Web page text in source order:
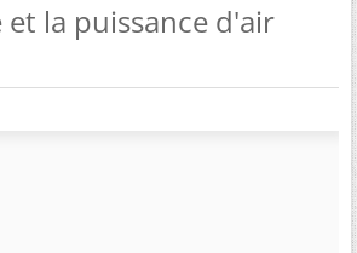
et la puissance d'air